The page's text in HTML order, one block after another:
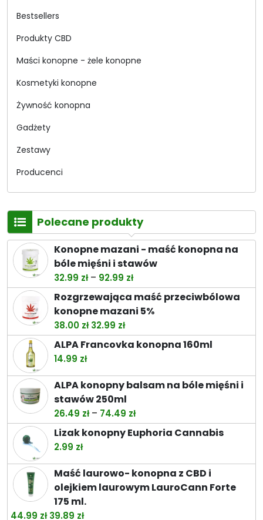
Bestsellers
Produkty CBD
Maści konopne - żele konopne
Kosmetyki konopne
Żywność konopna
Gadżety
Zestawy
Producenci
Polecane produkty
Konopne mazani - maść konopna na
bóle mięśni i stawów
32.99 zł – 92.99 złZakres
cen:
od
do
92.99 zł
Rozgrzewająca maść przeciwbólowa
konopne mazani 5%
38.00 zł Pierwotna
cena
32.99 złAktualna
cena
ALPA Francovka konopna 160ml
14.99 zł
ALPA konopny balsam na bóle mięśni i
stawów 250ml
26.49 zł – 74.49 złZakres
cen:
od
do
74.49 zł
Lizak konopny Euphoria Cannabis
2.99 zł
Maść laurowo- konopna z CBD i
olejkiem laurowym LauroCann Forte
175 ml.
44.99 zł Pierwotna
39.89 złAktualna